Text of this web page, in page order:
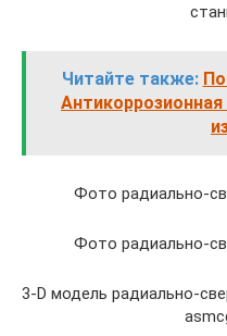
Читайте также:
Фото радиально-
Фото радиально-
3-D модель радиально-